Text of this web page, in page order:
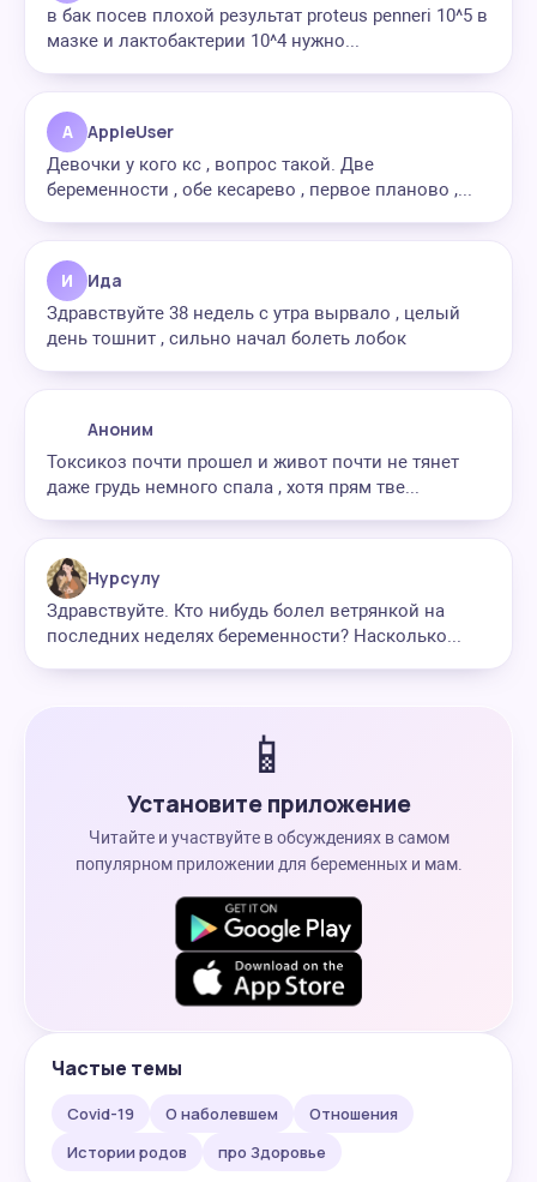
в бак посев плохой результат proteus penneri 10^5 в
мазке и лактобактерии 10^4 нужно...
A AppleUser
Девочки у кого кс , вопрос такой. Две
беременности , обе кесарево , первое планово ,...
И Ида
Здравствуйте 38 недель с утра вырвало , целый
день тошнит , сильно начал болеть лобок
Аноним
Токсикоз почти прошел и живот почти не тянет
даже грудь немного спала , хотя прям тве...
Нурсулу
Здравствуйте. Кто нибудь болел ветрянкой на
последних неделях беременности? Насколько...
📱
Установите приложение
Читайте и участвуйте в обсуждениях в самом
популярном приложении для беременных и мам.
Частые темы
Covid-19 О наболевшем
Отношения
Истории родов
про Здоровье